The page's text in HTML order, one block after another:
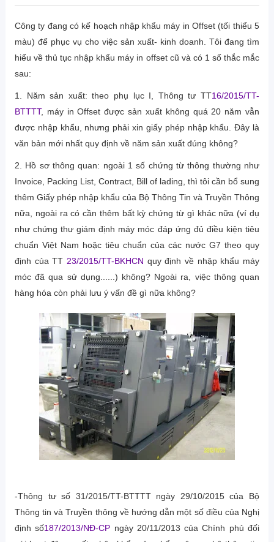
Công ty đang có kế hoạch nhập khẩu máy in Offset (tối thiểu 5
màu) để phục vụ cho việc sản xuất- kinh doanh. Tôi đang tìm
hiểu về thủ tục nhập khẩu máy in offset cũ và có 1 số thắc mắc
sau:
1. Năm sản xuất: theo phụ lục I, Thông tư TT16/2015/TT-
BTTTT, máy in Offset được sản xuất không quá 20 năm vẫn
được nhập khẩu, nhưng phải xin giấy phép nhập khẩu. Đây là
văn bản mới nhất quy định về năm sản xuất đúng không?
2. Hồ sơ thông quan: ngoài 1 số chứng từ thông thường như
Invoice, Packing List, Contract, Bill of lading, thì tôi cần bổ sung
thêm Giấy phép nhập khẩu của Bộ Thông Tin và Truyền Thông
nữa, ngoài ra có cần thêm bất kỳ chứng từ gì khác nữa (ví dụ
như chứng thư giám định máy móc đáp ứng đủ điều kiện tiêu
chuẩn Việt Nam hoặc tiêu chuẩn của các nước G7 theo quy
định của TT 23/2015/TT-BKHCN quy định về nhập khẩu máy
móc đã qua sử dụng......) không? Ngoài ra, việc thông quan
hàng hóa còn phải lưu ý vấn đề gì nữa không?
-Thông tư số 31/2015/TT-BTTTT ngày 29/10/2015 của Bộ
Thông tin và Truyền thông về hướng dẫn một số điều của Nghị
định số187/2013/NĐ-CP ngày 20/11/2013 của Chính phủ đối